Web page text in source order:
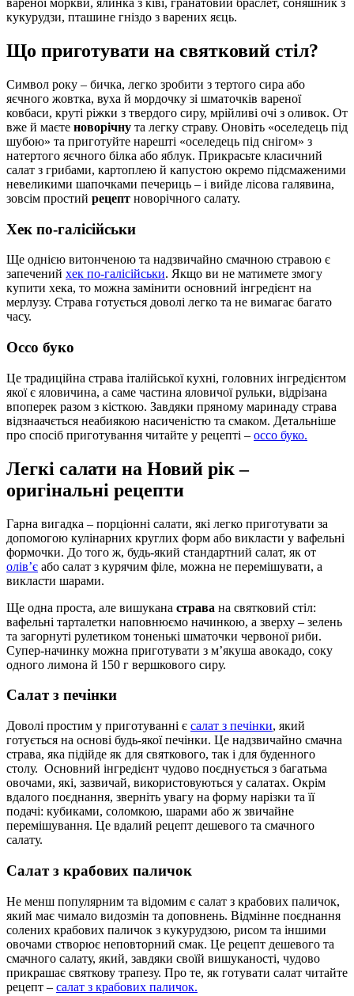
вареної моркви, ялинка з ківі, гранатовий браслет, соняшник з
кукурудзи, пташине гніздо з варених яєць.
Що приготувати на святковий стіл?
Символ року – бичка, легко зробити з тертого сира або
яєчного жовтка, вуха й мордочку зі шматочків вареної
ковбаси, круті ріжки з твердого сиру, мрійливі очі з оливок. От
вже й маєте новорічну та легку страву. Оновіть «оселедець під
шубою» та приготуйте нарешті «оселедець під снігом» з
натертого яєчного білка або яблук. Прикрасьте класичний
салат з грибами, картоплею й капустою окремо підсмаженими
невеликими шапочками печериць – і вийде лісова галявина,
зовсім простий рецепт новорічного салату.
Хек по-галісійськи
Ще однією витонченою та надзвичайно смачною стравою є
запечений хек по-галісійськи. Якщо ви не матимете змогу
купити хека, то можна замінити основний інгредієнт на
мерлузу. Страва готується доволі легко та не вимагає багато
часу.
Оссо буко
Це традиційна страва італійської кухні, головних інгредієнтом
якої є яловичина, а саме частина яловичої рульки, відрізана
впоперек разом з кісткою. Завдяки пряному маринаду страва
відзнаачється неабиякою насиченістю та смаком. Детальніше
про спосіб приготування читайте у рецепті – оссо буко.
Легкі салати на Новий рік –
оригінальні рецепти
Гарна вигадка – порціонні салати, які легко приготувати за
допомогою кулінарних круглих форм або викласти у вафельні
формочки. До того ж, будь-який стандартний салат, як от
олів’є або салат з курячим філе, можна не перемішувати, а
викласти шарами.
Ще одна проста, але вишукана страва на святковий стіл:
вафельні тарталетки наповнюємо начинкою, а зверху – зелень
та загорнуті рулетиком тоненькі шматочки червоної риби.
Супер-начинку можна приготувати з м’якуша авокадо, соку
одного лимона й 150 г вершкового сиру.
Салат з печінки
Доволі простим у приготуванні є салат з печінки, який
готується на основі будь-якої печінки. Це надзвичайно смачна
страва, яка підійде як для святкового, так і для буденного
столу. Основний інгредієнт чудово поєднується з багатьма
овочами, які, зазвичай, використовуються у салатах. Окрім
вдалого поєднання, зверніть увагу на форму нарізки та її
подачі: кубиками, соломкою, шарами або ж звичайне
перемішування. Це вдалий рецепт дешевого та смачного
салату.
Салат з крабових паличок
Не менш популярним та відомим є салат з крабових паличок,
який має чимало видозмін та доповнень. Відмінне поєднання
солених крабових паличок з кукурудзою, рисом та іншими
овочами створює неповторний смак. Це рецепт дешевого та
смачного салату, який, завдяки своїй вишуканості, чудово
прикрашає святкову трапезу. Про те, як готувати салат читайте
рецепт – салат з крабових паличок.